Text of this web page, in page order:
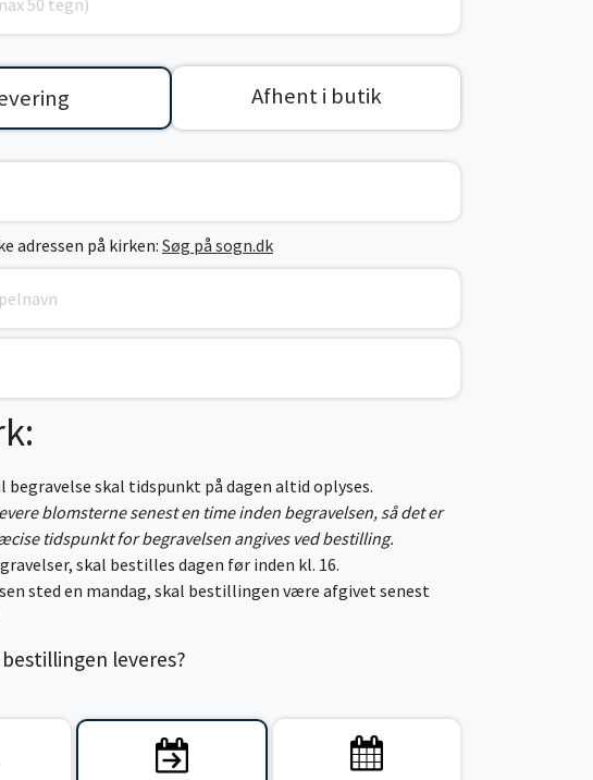
Afhent i butik
adressen på kirken:Søg på sogn.dk
skal tidspunkt på dagen altid oplyses.
blomsterne senest en time inden begravelsen, så det er
tidspunkt for begravelsen angives ved bestilling.
skal bestilles dagen før inden kl. 16.
sted en mandag, skal bestillingen være afgivet senest
leveres?